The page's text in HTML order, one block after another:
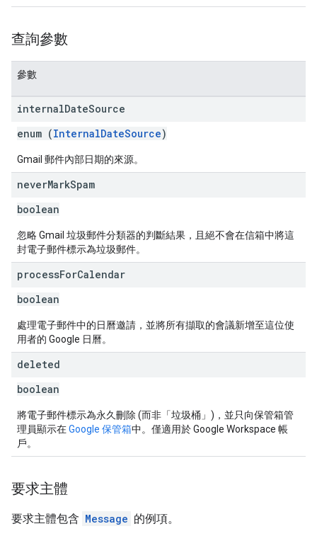
查詢參數
參數
internalDateSource
enum (InternalDateSource)
Gmail 郵件內部日期的來源。
neverMarkSpam
boolean
忽略 Gmail 垃圾郵件分類器的判斷結果，且絕不會在信箱中將這
封電子郵件標示為垃圾郵件。
processForCalendar
boolean
處理電子郵件中的日曆邀請，並將所有擷取的會議新增至這位使
用者的 Google 日曆。
deleted
boolean
將電子郵件標示為永久刪除 (而非「垃圾桶」)，並只向保管箱管
理員顯示在Google 保管箱中。僅適用於 Google Workspace 帳
戶。
要求主體
要求主體包含 Message 的例項。